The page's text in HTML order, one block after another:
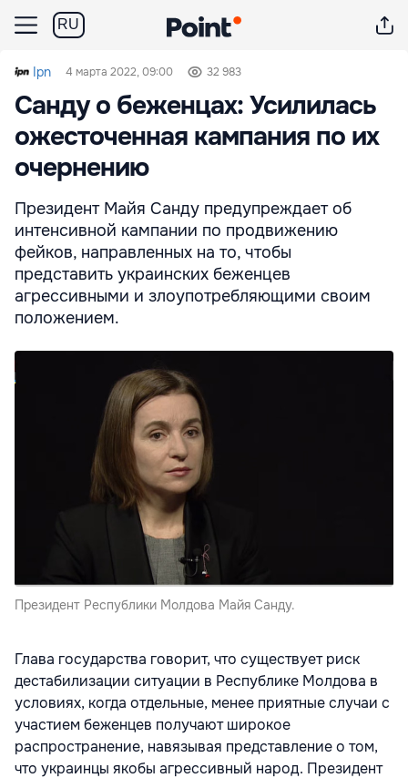
RU
Ipn 4 марта 2022, 09:00 32 983
Санду о беженцах: Усилилась
ожесточенная кампания по их
очернению
Президент Майя Санду предупреждает об
интенсивной кампании по продвижению
фейков, направленных на то, чтобы
представить украинских беженцев
агрессивными и злоупотребляющими своим
положением.
Президент Республики Молдова Майя Санду.
Глава государства говорит, что существует риск
дестабилизации ситуации в Республике Молдова в
условиях, когда отдельные, менее приятные случаи с
участием беженцев получают широкое
распространение, навязывая представление о том,
что украинцы якобы агрессивный народ. Президент